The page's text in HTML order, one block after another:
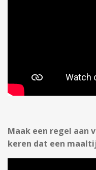
Maak een regel aan
keren dat een